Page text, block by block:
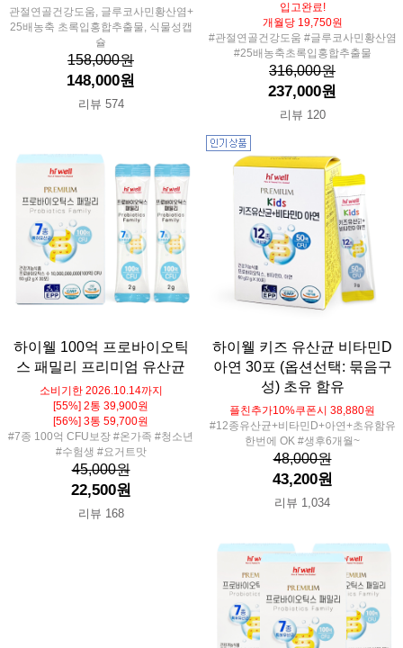
관절연골건강도움, 글루코사민황산염+
25배농축 초록입홍합추출물, 식물성캡
슐
158,000원
148,000원
리뷰 574
입고완료!
개월당 19,750원
#관절연골건강도움 #글루코사민황산염
#25배농축초록입홍합추출물
316,000원
237,000원
리뷰 120
하이웰 100억 프로바이오틱
스 패밀리 프리미엄 유산균
소비기한 2026.10.14까지
[55%] 2통 39,900원
[56%] 3통 59,700원
#7종 100억 CFU보장 #온가족 #청소년
#수험생 #요거트맛
45,000원
22,500원
리뷰 168
하이웰 키즈 유산균 비타민D
아연 30포 (옵션선택: 묶음구
성) 초유 함유
플친추가10%쿠폰시 38,880원
#12종유산균+비타민D+아연+초유함유
한번에 OK #생후6개월~
48,000원
43,200원
리뷰 1,034